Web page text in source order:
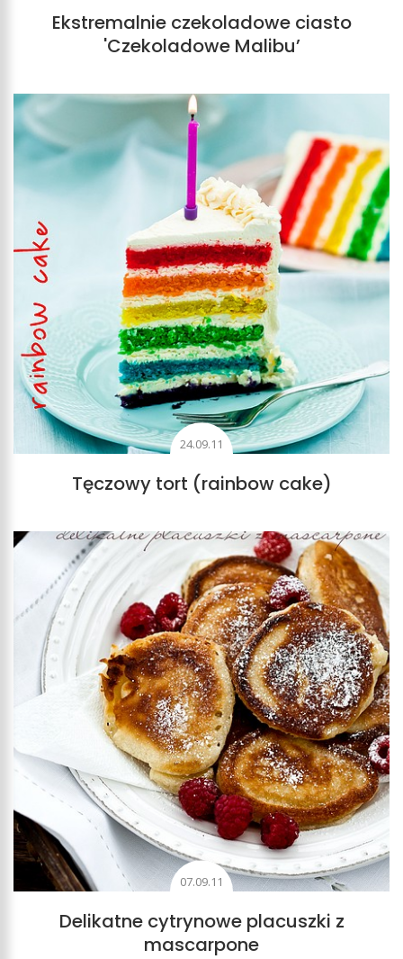
Ekstremalnie czekoladowe ciasto
'Czekoladowe Malibu’
24.09.11
Tęczowy tort (rainbow cake)
07.09.11
Delikatne cytrynowe placuszki z
mascarpone